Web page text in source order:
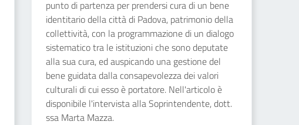
punto di partenza per prendersi cura di un bene
identitario della città di Padova, patrimonio della
collettività, con la programmazione di un dialogo
sistematico tra le istituzioni che sono deputate
alla sua cura, ed auspicando una gestione del
bene guidata dalla consapevolezza dei valori
culturali di cui esso è portatore. Nell'articolo è
disponibile l'intervista alla Soprintendente, dott.
ssa Marta Mazza.